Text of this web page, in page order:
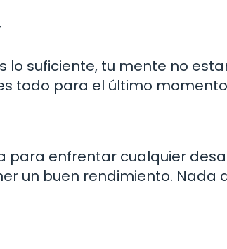
lo suficiente, tu mente no
todo para el último
enfrentar cualquier
un buen rendimiento. Nada